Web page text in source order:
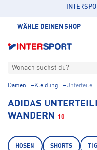
WÄHLE DEINEN SHOP
Wonach suchst du?
Damen Kleidung Unterteile
ADIDAS
WANDERN
10
HOSEN SHORTS